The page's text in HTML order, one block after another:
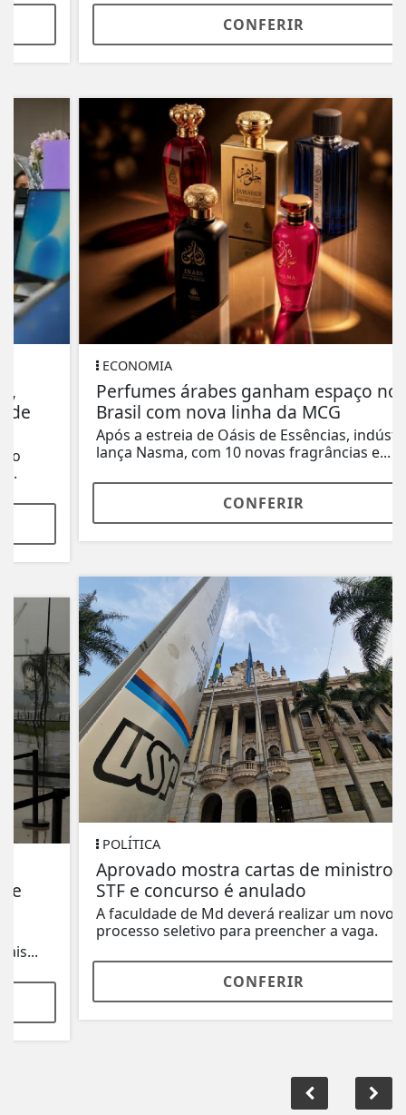
CONFERIR
ECONOMIA
Perfumes árabes ganham espaço no
Brasil com nova linha da MCG
Após a estreia de Oásis de Essências, indústria
lança Nasma, com 10 novas fragrâncias e...
CONFERIR
POLÍTICA
Aprovado mostra cartas de ministros do
STF e concurso é anulado
A faculdade de Md deverá realizar um novo
processo seletivo para preencher a vaga.
CONFERIR